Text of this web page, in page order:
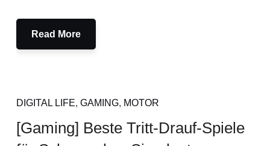
Read More
DIGITAL LIFE, GAMING, MOTOR
[Gaming] Beste Tritt-Drauf-Spiele